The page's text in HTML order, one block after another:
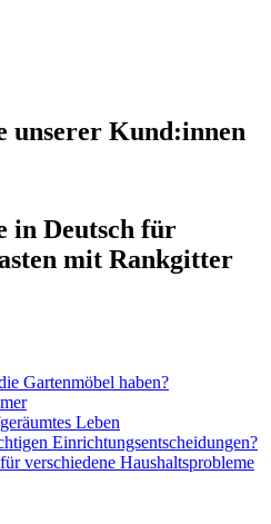
unserer Kund:innen
in Deutsch für
mit Rankgitter
Gartenmöbel haben?
Leben
Einrichtungsentscheidungen?
verschiedene Haushaltsprobleme